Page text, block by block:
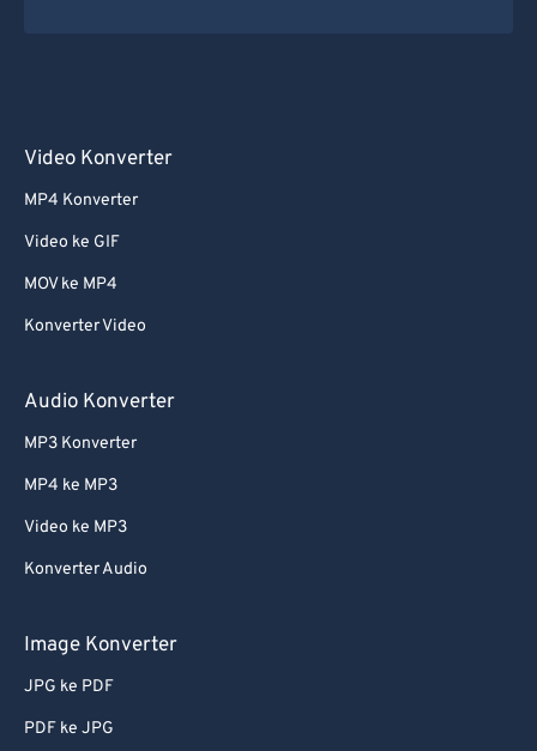
Video Konverter
MP4 Konverter
Video ke GIF
MOV ke MP4
Konverter Video
Audio Konverter
MP3 Konverter
MP4 ke MP3
Video ke MP3
Konverter Audio
Image Konverter
JPG ke PDF
PDF ke JPG